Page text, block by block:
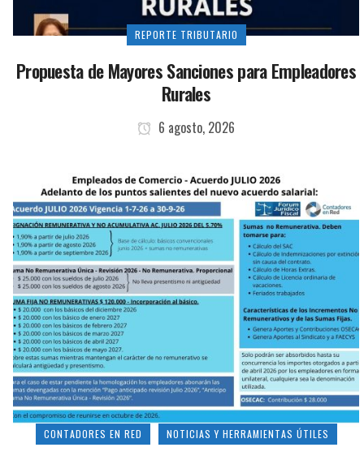
REPORTE TRIBUTARIO
Propuesta de Mayores Sanciones para Empleadores
Rurales
6 agosto, 2026
CONTADORES EN RED NOTICIAS Y HERRAMIENTAS ÚTILES